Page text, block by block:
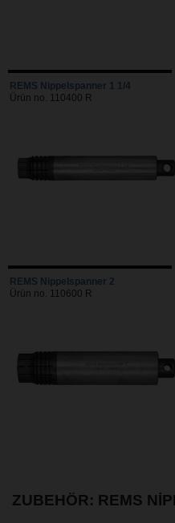
REMS Nippelspanner 1 1/4
Ürün no. 110400 R
REMS Nippelspanner 2
Ürün no. 110600 R
ZUBEHÖR: REMS